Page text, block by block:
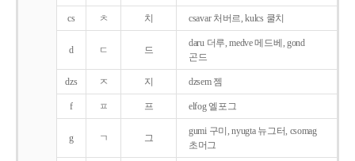
cs ㅊ 치 csavar 처버르, kulcs 쿨치
d ㄷ 드
daru 더루, medve 메드베, gond
곤드
dzs ㅈ 지 dzsem 젬
f ㅍ 프 elfog 엘포그
g ㄱ 그
gumi 구미, nyugta 뉴그터, csomag
초머그